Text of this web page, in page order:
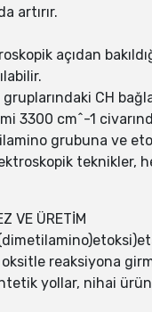
artırır.
açıdan
gruplarındaki CH
3300 cm^-1
grubuna ve
teknikler,
VE ÜRETİM
reaksiyona
yollar, nihai